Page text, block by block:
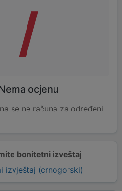
bonitetni izveštaj
izvještaj (crnogorski)
/
ocjenu
se ne računa za određeni